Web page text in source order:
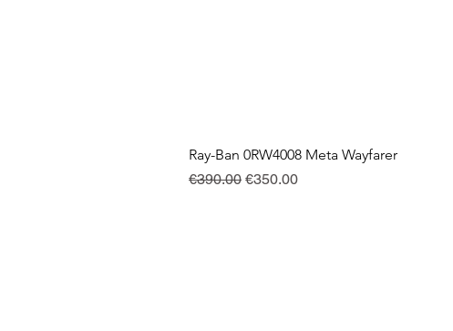
Ray-Ban 0RW4008 Meta Wayfarer
Regular Price
€390.00 Sale Price
€350.00